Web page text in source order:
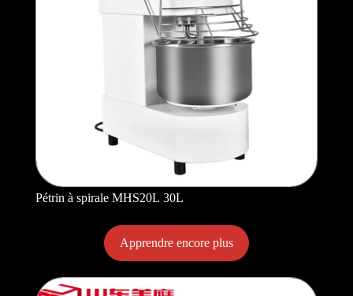
Pétrin à spirale MHS20L 30L
Apprendre encore plus